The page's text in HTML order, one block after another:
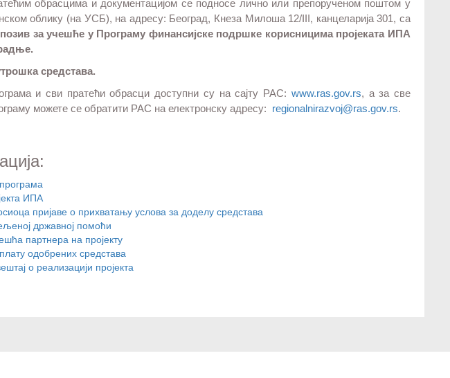
обрасцима и документацијом се подносe лично или препорученом поштом у
облику (на УСБ), на адресу: Београд, Кнеза Милоша 12/III, канцеларија 301, са
за учешће у Програму финансијске подршке корисницима пројеката ИПА
средстава.
и сви пратећи обрасци доступни су на сајту РАС: www.ras.gov.rs, а за све
можете се обратити РАС на електронску адресу: regionalnirazvoj@ras.gov.rs.
ИПА
пријаве о прихватању услова за доделу средстава
државној помоћи
партнера на пројекту
одобрених средстава
о реализацији пројекта